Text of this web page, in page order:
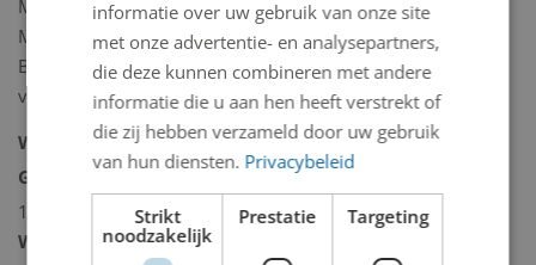
Marseille te Amsterdam, Istanbul
Modern (Turkije), Boijmans van
Beuningen te Rotterdam en Museum
voor Moderne Kunst in Arnhem.
Woonplaats: Amsterdam
Geboorteplaats:
Geertruidenberg -
1964
Website:
http://zijlmansjongenelis.nl/
informatie over uw gebruik van onze site
met onze advertentie- en analysepartners,
die deze kunnen combineren met andere
informatie die u aan hen heeft verstrekt of
die zij hebben verzameld door uw gebruik
van hun diensten. Privacybeleid
Strikt
noodzakelijk
Prestatie Targeting